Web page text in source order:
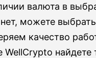
валюта в
можете
качество
WellCrypto